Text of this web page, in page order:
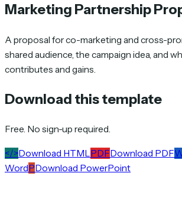
Marketing Partnership
A proposal for co-marketing and cross-
shared audience, the campaign idea, and
contributes and gains.
Download this template
Free. No sign-up required.
</>Download HTML PDFDownload PDF
WordPDownload PowerPoint